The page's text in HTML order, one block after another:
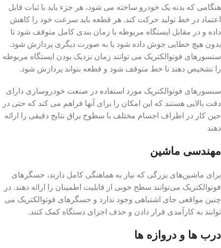
هنگامی که بدنه یک خودرو ساخته می شود، هر جزء باید با ثبات قابل
اعتماد در خط تولید حرکت کند. هر قطعه باید سرعت خود را کاهش
داده و در مقابل ایستگاه مربوطه با زمان بندی کامل متوقف شود تا
بدون هیچ خطایی جوش داده شود یا به صورت دیگری پردازش شود.
سنسورهای فوتوالکتریک می توانند زمان نزدیک بودن ایستگاه مربوطه
را تشخیص دهند تا خط متوقف شود و قطعه بتواند پردازش شود.
سنسورهای فوتوالکتریک مورد استفاده در صنعت خودروسازی دارای
دقت بالایی هستند که این امکان را برای آنها فراهم می کند که حتی در
حین کار در اطراف اجسام مختلف با سطوح براق نتایج دقیقی را ارائه
دهند
مهندسی ماشین
برای ماشین‌های بزرگی که نیاز به هماهنگی کامل دارند، حسگرهای
فوتوالکتریک می‌توانند سطح خوبی از قابلیت اطمینان را ارائه دهند. در
چنین مواقعی جای اشتباهی وجود ندارد و حسگرهای فوتوالکتریک می
توانند به کارآمدی قرار دادن و حذف اجزای دستگاه کمک کنند.
درب ها و دروازه ها